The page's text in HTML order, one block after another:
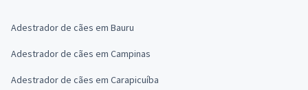
Adestrador de cães em Bauru
Adestrador de cães em Campinas
Adestrador de cães em Carapicuíba